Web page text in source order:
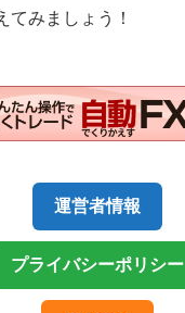
てみましょう！
運営者情報
プライバシーポリシー